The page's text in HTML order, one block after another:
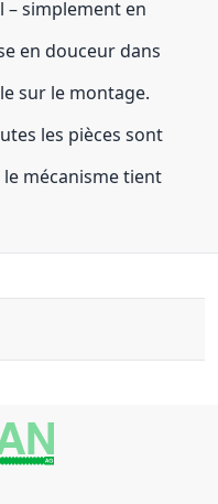
– simplement en
en douceur dans
sur le montage.
les pièces sont
mécanisme tient